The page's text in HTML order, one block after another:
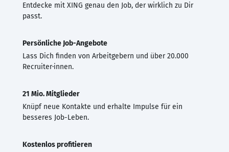
Entdecke mit XING genau den Job, der wirklich zu Dir
passt.
Persönliche Job-Angebote
Lass Dich finden von Arbeitgebern und über 20.000
Recruiter·innen.
21 Mio. Mitglieder
Knüpf neue Kontakte und erhalte Impulse für ein
besseres Job-Leben.
Kostenlos profitieren